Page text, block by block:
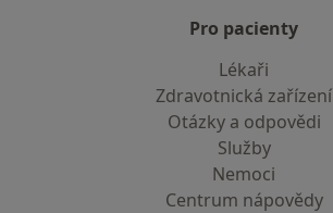
Pro pacienty
Lékaři
Zdravotnická zařízení
Otázky a odpovědi
Služby
Nemoci
Centrum nápovědy